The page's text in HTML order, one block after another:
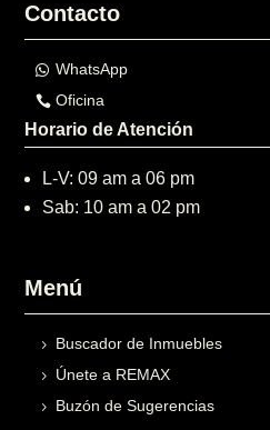
Contacto
WhatsApp
Oficina
Horario de Atención
L-V: 09 am a 06 pm
Sab: 10 am a 02 pm
Menú
Buscador de Inmuebles
Únete a REMAX
Buzón de Sugerencias